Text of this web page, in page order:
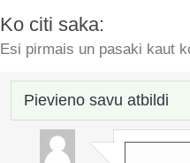
Ko citi saka:
Esi pirmais un pasaki kaut
Pievieno savu atbildi